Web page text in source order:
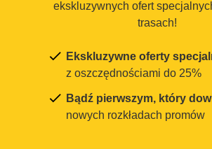
ekskluzywnych ofert
trasach!
Ekskluzywne oferty
z oszczędnościami do 25%
Bądź pierwszym, który
nowych rozkładach promów